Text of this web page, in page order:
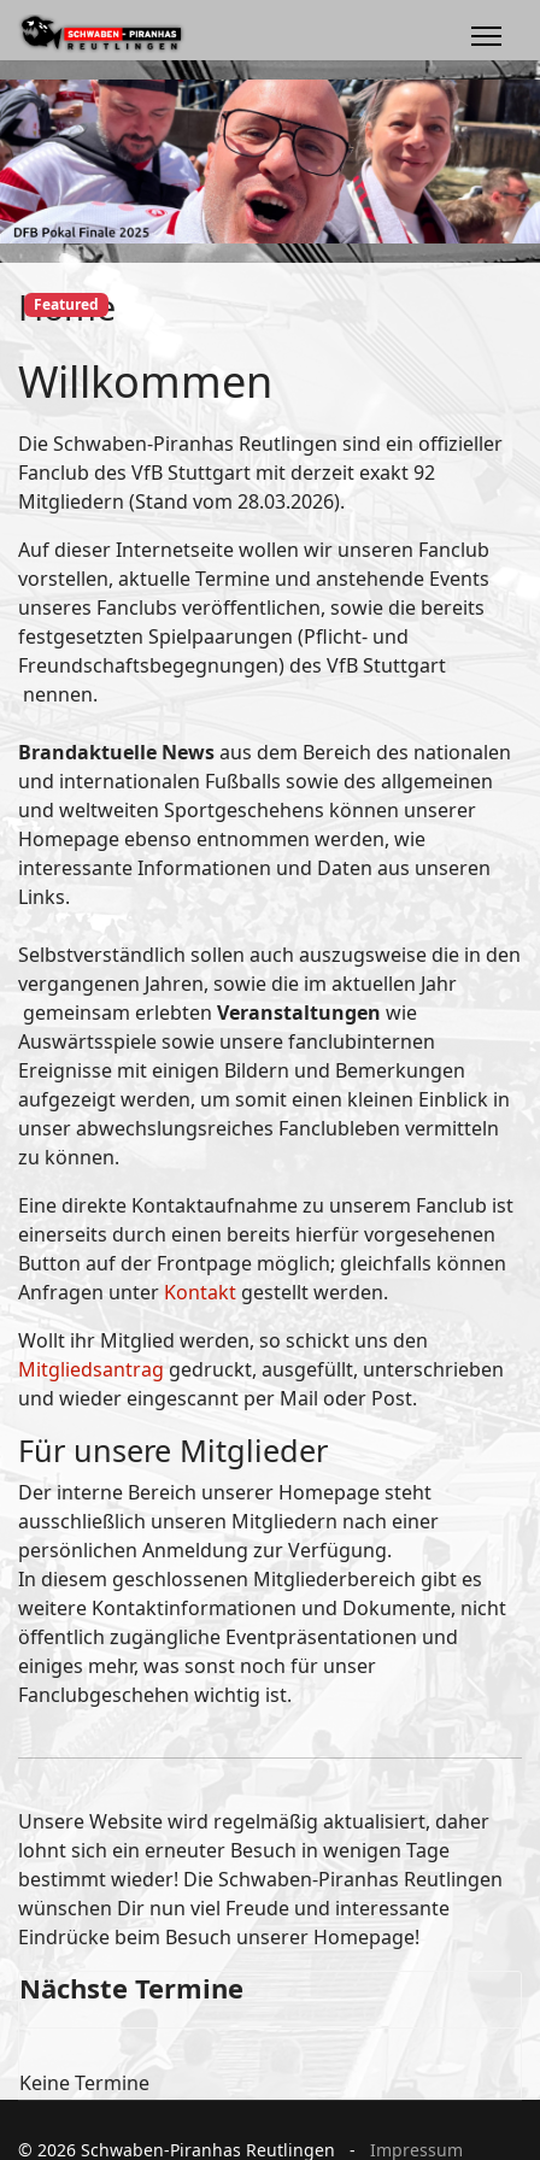
Home
Featured
Willkommen
Die Schwaben-Piranhas Reutlingen sind ein offizieller
Fanclub des VfB Stuttgart mit derzeit exakt 92
Mitgliedern (Stand vom 28.03.2026).
Auf dieser Internetseite wollen wir unseren Fanclub
vorstellen, aktuelle Termine und anstehende Events
unseres Fanclubs veröffentlichen, sowie die bereits
festgesetzten Spielpaarungen (Pflicht- und
Freundschaftsbegegnungen) des VfB Stuttgart
nennen.
Brandaktuelle Newsaus dem Bereich des nationalen
und internationalen Fußballs sowie des allgemeinen
und weltweiten Sportgeschehens können unserer
Homepage ebenso entnommen werden, wie
interessante Informationen und Daten aus unseren
Links.
Selbstverständlich sollen auch auszugsweise die in den
vergangenen Jahren, sowie die im aktuellen Jahr
gemeinsam erlebten Veranstaltungen wie
Auswärtsspiele sowie unsere fanclubinternen
Ereignisse mit einigen Bildern und Bemerkungen
aufgezeigt werden, um somit einen kleinen Einblick in
unser abwechslungsreiches Fanclubleben vermitteln
zu können.
Eine direkte Kontaktaufnahme zu unserem Fanclub ist
einerseits durch einen bereits hierfür vorgesehenen
Button auf der Frontpage möglich; gleichfalls können
Anfragen unter Kontaktgestellt werden.
Wollt ihr Mitglied werden, so schickt uns den
Mitgliedsantrag gedruckt, ausgefüllt, unterschrieben
und wieder eingescannt per Mail oder Post.
Für unsere Mitglieder
Der interne Bereich unserer Homepage steht
ausschließlich unseren Mitgliedern nach einer
persönlichen Anmeldung zur Verfügung.
In diesem geschlossenen Mitgliederbereich gibt es
weitere Kontaktinformationen und Dokumente, nicht
öffentlich zugängliche Eventpräsentationen und
einiges mehr, was sonst noch für unser
Fanclubgeschehen wichtig ist.
Unsere Website wird regelmäßig aktualisiert, daher
lohnt sich ein erneuter Besuch in wenigen Tage
bestimmt wieder! Die Schwaben-Piranhas Reutlingen
wünschen Dir nun viel Freude und interessante
Eindrücke beim Besuch unserer Homepage!
Nächste Termine
Keine Termine
© 2026 Schwaben-Piranhas Reutlingen - Impressum